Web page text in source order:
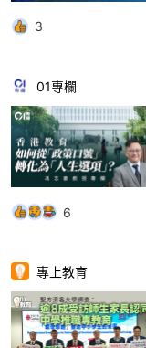
3
01專欄
6
專上教育